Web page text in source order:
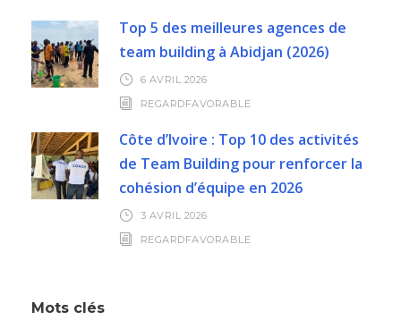
Top 5 des meilleures agences de
team building à Abidjan (2026)
6 AVRIL 2026
REGARDFAVORABLE
Côte d’Ivoire : Top 10 des activités
de Team Building pour renforcer la
cohésion d’équipe en 2026
3 AVRIL 2026
REGARDFAVORABLE
Mots clés